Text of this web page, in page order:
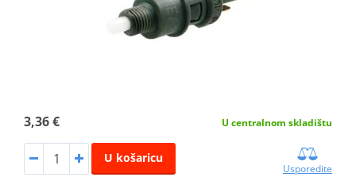
3,36 € U centralnom skladištu
U košaricu
Usporedite